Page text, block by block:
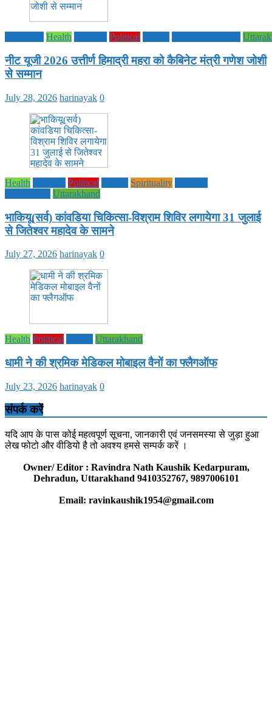
Health Political
नीट यूजी 2026 उत्तीर्ण हिमाद्री महरा को कैबिनेट मंत्री गणेश जोशी
से सम्मान
July 28, 2026 harinayak 0
Health Political Spirituality
Uttarakhand
भाकियू(सर्व) कांवडिया चिकित्सा-विश्राम शिविर लगायेगा 31 जुलाई
से जितेश्वर महादेव के सामने
July 27, 2026 harinayak 0
Health Political Uttarakhand
धामी ने की श्रमिक मेडिकल मोबाइल वैनों का फ्लैगऑफ
July 23, 2026 harinayak 0
संपर्क करें
यदि आप के पास कोई महत्वपूर्ण सूचना, जानकारी एवं जनसमस्या से जुड़ा हुआ
लेख फोटो और वीडियो है तो अवश्य हमसे सम्पर्क करें ।
Owner/ Editor : Ravindra Nath Kaushik Kedarpuram,
Dehradun, Uttarakhand 9410352767, 9897006101
Email: ravinkaushik1954@gmail.com